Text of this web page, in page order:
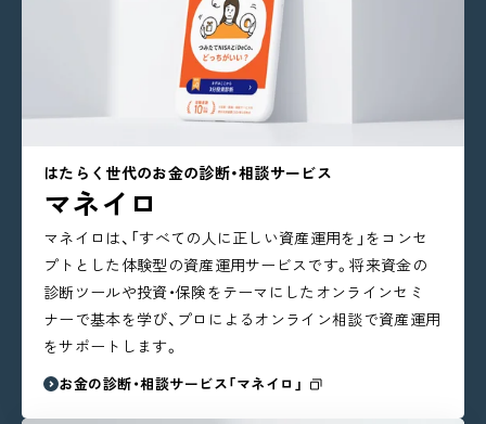
はたらく世代のお金の診断・相談サービス
マネイロ
マネイロは、「すべての人に正しい資産運用を」をコンセ
プトとした体験型の資産運用サービスです。将来資金の
診断ツールや投資・保険をテーマにしたオンラインセミ
ナーで基本を学び、プロによるオンライン相談で資産運用
をサポートします。
お金の診断・相談サービス「マネイロ」